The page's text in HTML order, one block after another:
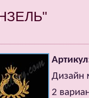
Дизайн
2